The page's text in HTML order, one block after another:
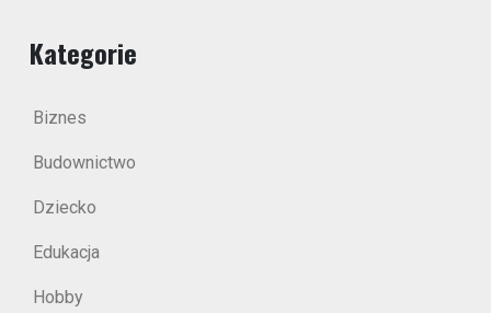
Kategorie
Biznes
Budownictwo
Dziecko
Edukacja
Hobby